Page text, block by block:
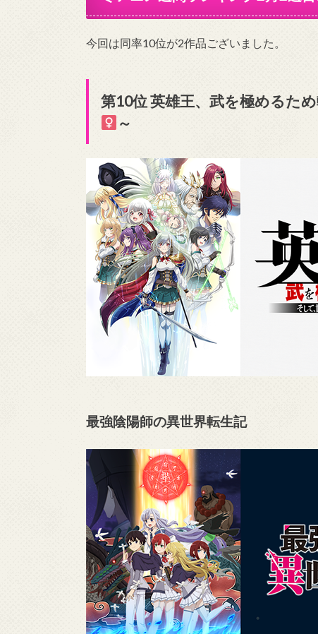
今回は同率10位が2作品ございました。
第10位 英雄王、武を極めるた
～
最強陰陽師の異世界転生記